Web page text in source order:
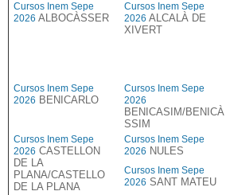
Cursos Inem Sepe
2026 ALBOCÀSSER
Cursos Inem Sepe
2026 ALCALÀ DE
XIVERT
Cursos Inem Sepe
2026 BENICARLO
Cursos Inem Sepe
2026
BENICASIM/BENICÀ
SSIM
Cursos Inem Sepe
2026 CASTELLON
DE LA
PLANA/CASTELLO
DE LA PLANA
Cursos Inem Sepe
2026 NULES
Cursos Inem Sepe
2026 SANT MATEU